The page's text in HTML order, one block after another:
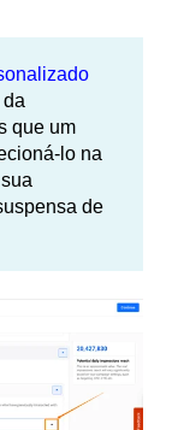
que um
lo na
de